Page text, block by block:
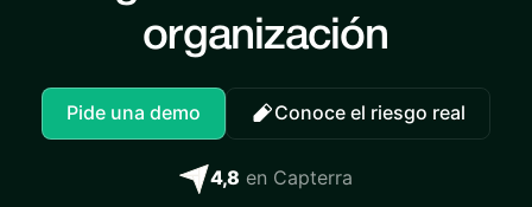
organización
Pide una demo Conoce el riesgo real
4,8 en Capterra